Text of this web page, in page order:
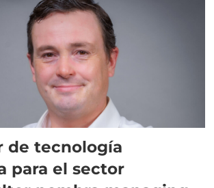
de tecnología
para el sector